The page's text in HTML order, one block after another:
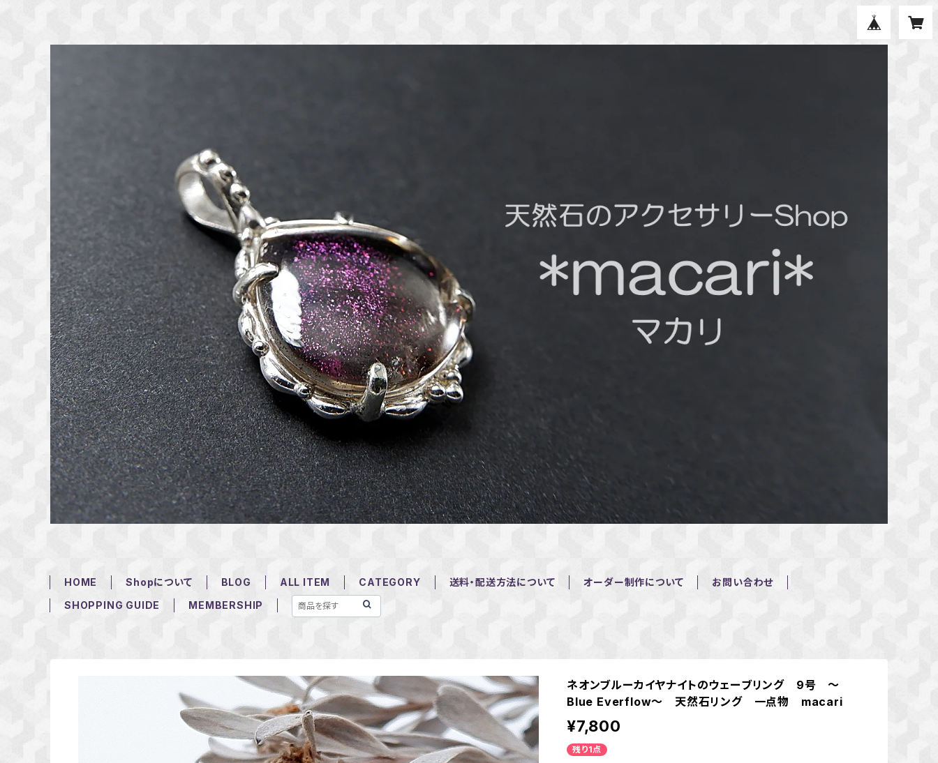
HOME Shopについて BLOG ALL ITEM CATEGORY 送料・配送方法について オーダー制作について
お問い合わせ
SHOPPING GUIDE
MEMBERSHIP
ネオンブルーカイヤナイトのウェーブリング 9号 ～
Blue Everflow～ 天然石リング 一点物 macari
¥7,800
残り1点